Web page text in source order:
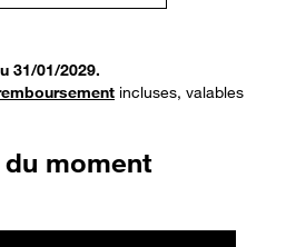
31/01/2029.
incluses, valables
moment